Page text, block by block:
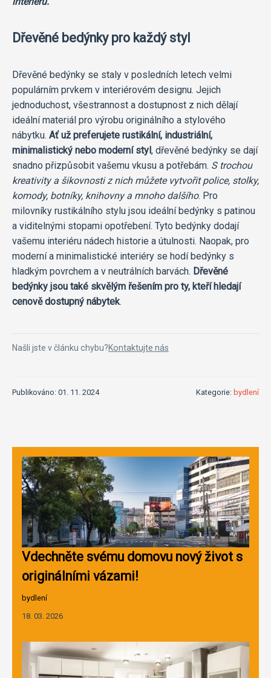
Dřevěné bedýnky pro každý styl
Dřevěné bedýnky se staly v posledních letech velmi
populárním prvkem v interiérovém designu. Jejich
jednoduchost, všestrannost a dostupnost z nich dělají
ideální materiál pro výrobu originálního a stylového
nábytku. Ať už preferujete rustikální, industriální,
minimalistický nebo moderní styl , dřevěné bedýnky se dají
snadno přizpůsobit vašemu vkusu a potřebám. S trochou
kreativity a šikovnosti z nich můžete vytvořit police, stolky,
komody, botníky, knihovny a mnoho dalšího. Pro
milovníky rustikálního stylu jsou ideální bedýnky s patinou
a viditelnými stopami opotřebení. Tyto bedýnky dodají
vašemu interiéru nádech historie a útulnosti. Naopak, pro
moderní a minimalistické interiéry se hodí bedýnky s
hladkým povrchem a v neutrálních barvách. Dřevěné
bedýnky jsou také skvělým řešením pro ty, kteří hledají
cenově dostupný nábytek.
Našli jste v článku chybu?Kontaktujte nás
Publikováno: 01. 11. 2024 Kategorie: bydlení
Vdechněte svému domovu nový život s
originálními vázami!
bydlení
18. 03. 2026